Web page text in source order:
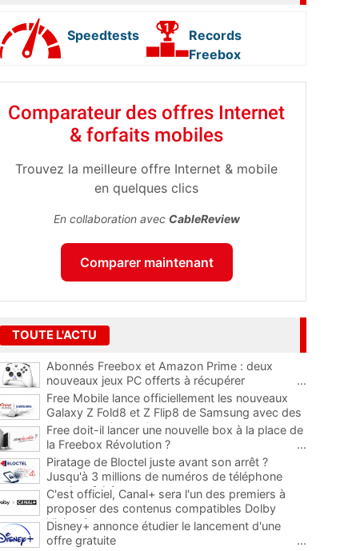
Speedtests
Records
Freebox
Comparateur des offres Internet
& forfaits mobiles
Trouvez la meilleure offre Internet & mobile
en quelques clics
En collaboration avec CableReview
Comparer maintenant
TOUTE L'ACTU
Abonnés Freebox et Amazon Prime : deux
nouveaux jeux PC offerts à récupérer
...
Free Mobile lance officiellement les nouveaux
Galaxy Z Fold8 et Z Flip8 de Samsung avec des
promos et des cadeaux
...
Free doit-il lancer une nouvelle box à la place de
la Freebox Révolution ?
...
Piratage de Bloctel juste avant son arrêt ?
Jusqu'à 3 millions de numéros de téléphone
auraient fuité
C'est officiel, Canal+ sera l'un des premiers à
proposer des contenus compatibles Dolby
Vision 2
Disney+ annonce étudier le lancement d'une
offre gratuite
...